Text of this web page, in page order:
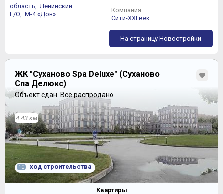
область, Ленинский
Г/О, М-4 «Дон»
Компания
Сити-XXI век
На страницу Новостройки
ЖК "Суханово Spa Deluxe" (Суханово
Спа Делюкс)
Объект сдан. Всё распродано.
4.43 км
10 ход строительства
Квартиры